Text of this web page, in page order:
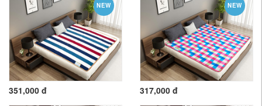
NEW
351,000 đ
NEW
317,000 đ